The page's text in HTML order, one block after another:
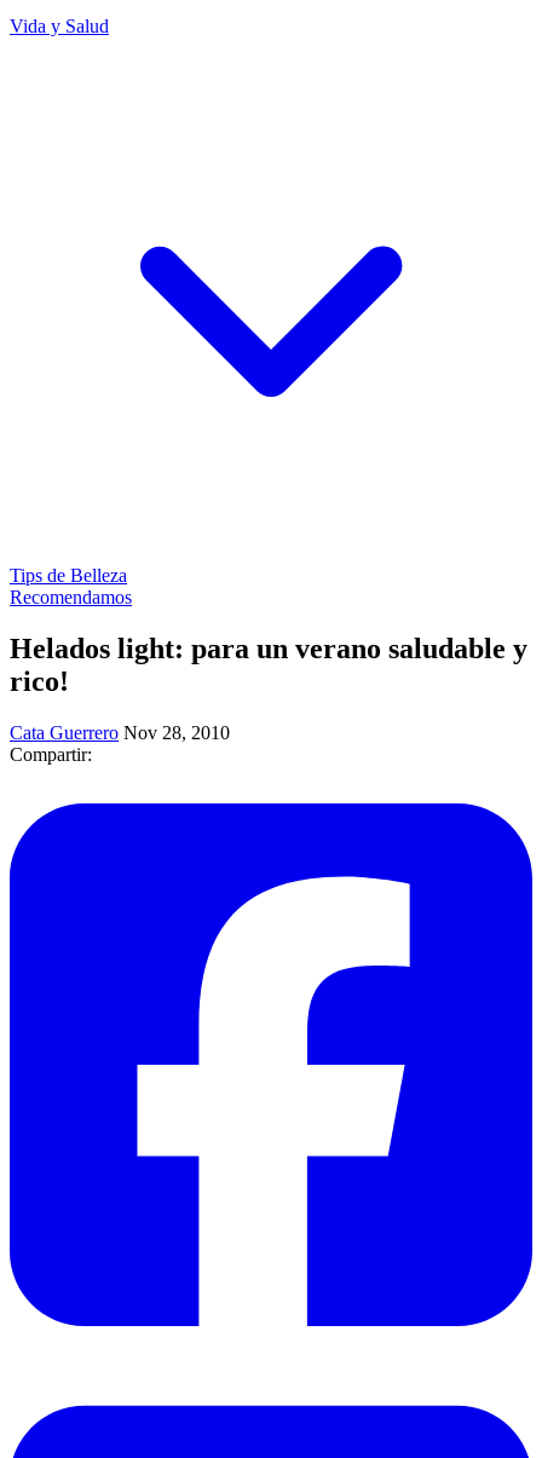
Vida y Salud
Tips de Belleza
Recomendamos
Helados light: para un verano saludable y
rico!
Cata Guerrero Nov 28, 2010
Compartir: